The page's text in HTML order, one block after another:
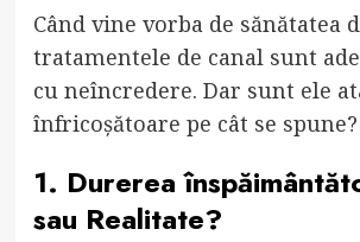
Când vine vorba de sănătatea
tratamentele de canal sunt
cu neîncredere. Dar sunt ele
înfricoșătoare pe cât se spune?
1. Durerea
sau Realitate?